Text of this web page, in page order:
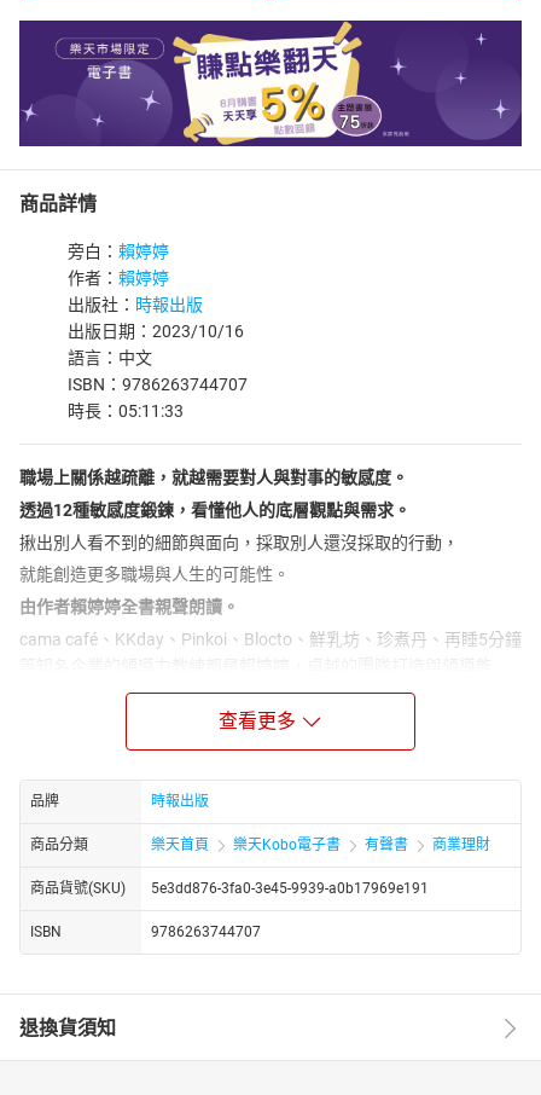
商品詳情
旁白： 賴婷婷
作者： 賴婷婷
出版社： 時報出版
出版日期：2023/10/16
語言：中文
ISBN：9786263744707
時長：05:11:33
職場上關係越疏離，就越需要對人與對事的敏感度。
透過12種敏感度鍛鍊，看懂他人的底層觀點與需求。
揪出別人看不到的細節與面向，採取別人還沒採取的行動，
就能創造更多職場與人生的可能性。
由作者賴婷婷全書親聲朗讀。
cama café、KKday、Pinkoi、Blocto、鮮乳坊、珍煮丹、再睡5分鐘
力，也讓她獲頒《經理人月刊》年度MVP經理人獎。
繼暢銷書《複利領導》之後，賴婷婷再次汲取二十多年的親身經
驗，分享如何鍛鍊對自己、對人、對事的敏感度，包括如何培養獨
到的見解與邏輯、覺察並同理他人、完整且立體地看見事實等。
領導敏感度對個人與企業來說都是極重要的能力，無論天生能力如
何，只要你想要或需要，就能透過後天的刻意練習來培養。本書不
只收錄領導與帶人必備的工具和技巧，同時也教你透過探索自己，
打造自己想要的人生劇本。
▌奠基於上萬次一對一教練與顧問的經歷，賴婷婷教你成為自己的領
導力教練：
．生命為你安排這些事，不是對你做了這些事。
查看更多
品牌 時報出版
商品分類 樂天首頁 樂天Kobo電子書 有聲書 商業理財
商品貨號(SKU) 5e3dd876-3fa0-3e45-9939-a0b17969e191
ISBN 9786263744707
退換貨須知